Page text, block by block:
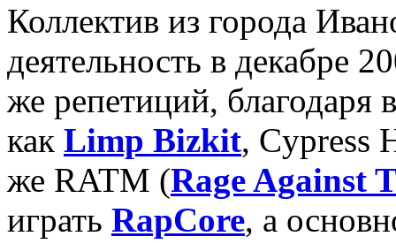
Коллектив из города
деятельность в декабре
же репетиций, благодаря
как Limp Bizkit, Cypress
же RATM (Rage Against
играть RapCore, а